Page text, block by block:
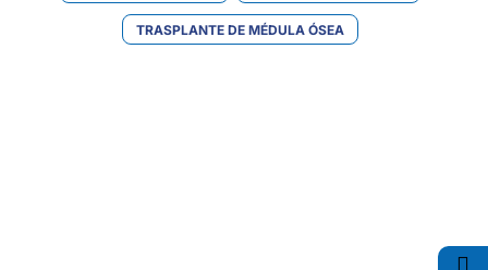
TRASPLANTE DE MÉDULA ÓSEA